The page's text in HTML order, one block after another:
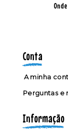
Conta
A minha
Perguntas e
Informação